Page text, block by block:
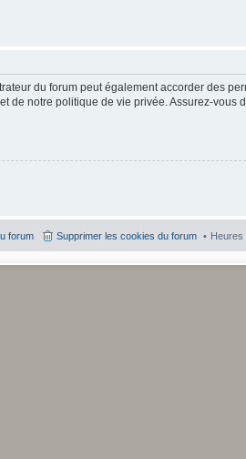
du forum peut également accorder des
de notre politique de vie privée. Assurez-vous
Heures
Supprimer les cookies du forum
forum